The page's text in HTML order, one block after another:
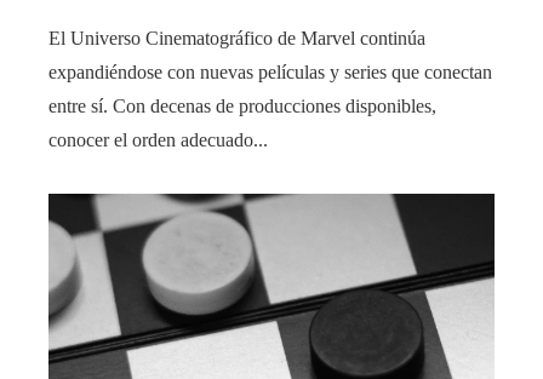
El Universo Cinematográfico de Marvel continúa
expandiéndose con nuevas películas y series que conectan
entre sí. Con decenas de producciones disponibles,
conocer el orden adecuado...